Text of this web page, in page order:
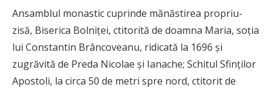
Ansamblul monastic cuprinde mănăstirea propriu-
zisă, Biserica Bolniței, ctitorită de doamna Maria, soția
lui Constantin Brâncoveanu, ridicată la 1696 și
zugrăvită de Preda Nicolae și Ianache; Schitul Sfinților
Apostoli, la circa 50 de metri spre nord, ctitorit de